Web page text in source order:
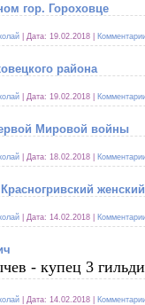
гор. Гороховце
Дата: 19.02.2018
района
Дата: 19.02.2018
Мировой войны
Дата: 18.02.2018
Дата: 14.02.2018
- купец 3
Дата: 14.02.2018